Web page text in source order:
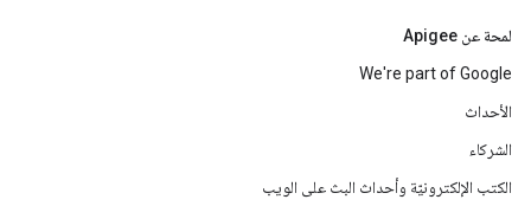
لمحة عن Apigee
We're part of Google
الأحداث
الشركاء
الكتب الإلكترونيّة وأحداث البث على الويب